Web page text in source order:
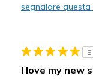
Going Out
segnalare questa
5
I love my new